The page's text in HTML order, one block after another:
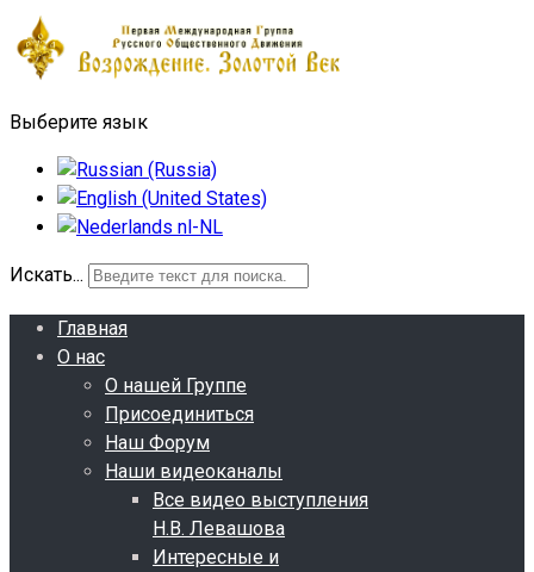
Выберите язык
Искать...
Главная
О нас
О нашей Группе
Присоединиться
Наш Форум
Наши видеоканалы
Все видео выступления
Н.В. Левашова
Интересные и